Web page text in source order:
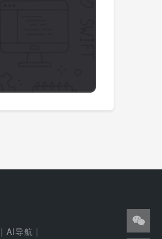
| AI导航 |